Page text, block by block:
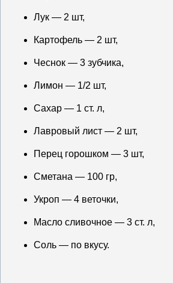
Лук — 2 шт,
Картофель — 2 шт,
Чеснок — 3 зубчика,
Лимон — 1/2 шт,
Сахар — 1 ст. л,
Лавровый лист — 2 шт,
Перец горошком — 3 шт,
Сметана — 100 гр,
Укроп — 4 веточки,
Масло сливочное — 3 ст. л,
Соль — по вкусу.